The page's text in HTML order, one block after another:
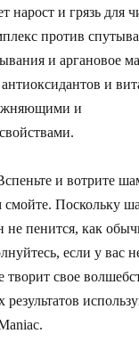
нарост и грязь для
против
и аргановое
и
и
и вотрите
смойте. Поскольку
не пенится, как
если у вас
свое